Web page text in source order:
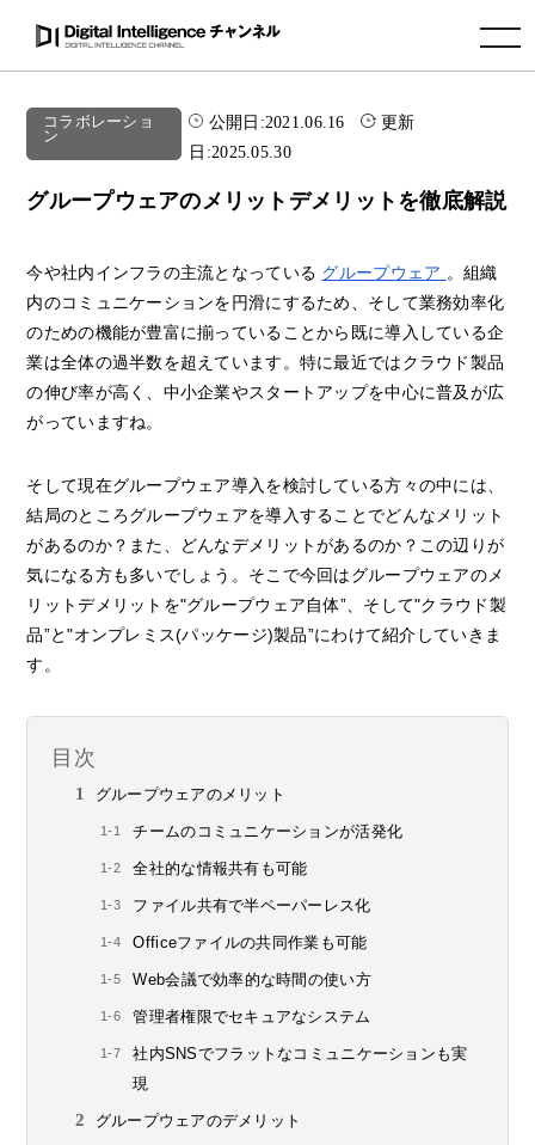
toggle navigation
コラボレーショ
ン
公開日:2021.06.16
更新
日:2025.05.30
グループウェアのメリットデメリットを徹底解説
今や社内インフラの主流となっている グループウェア 。組織
内のコミュニケーションを円滑にするため、そして業務効率化
のための機能が豊富に揃っていることから既に導入している企
業は全体の過半数を超えています。特に最近ではクラウド製品
の伸び率が高く、中小企業やスタートアップを中心に普及が広
がっていますね。
そして現在グループウェア導入を検討している方々の中には、
結局のところグループウェアを導入することでどんなメリット
があるのか？また、どんなデメリットがあるのか？この辺りが
気になる方も多いでしょう。そこで今回はグループウェアのメ
リットデメリットを"グループウェア自体”、そして"クラウド製
品”と"オンプレミス(パッケージ)製品”にわけて紹介していきま
す。
目次
グループウェアのメリット
チームのコミュニケーションが活発化
全社的な情報共有も可能
ファイル共有で半ペーパーレス化
Officeファイルの共同作業も可能
Web会議で効率的な時間の使い方
管理者権限でセキュアなシステム
社内SNSでフラットなコミュニケーションも実
現
グループウェアのデメリット